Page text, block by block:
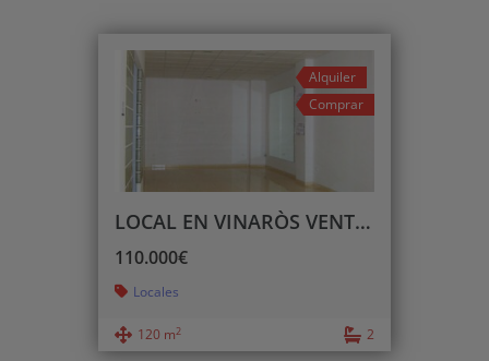
Alquiler
Comprar
LOCAL EN VINARÒS VENTA O ALQUILER
110.000€
Locales
120 m2 2